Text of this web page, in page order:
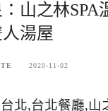
山之林SPA
湯屋
2020-11-02